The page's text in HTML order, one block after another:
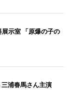
示室 「原爆の子の
浦春馬さん主演